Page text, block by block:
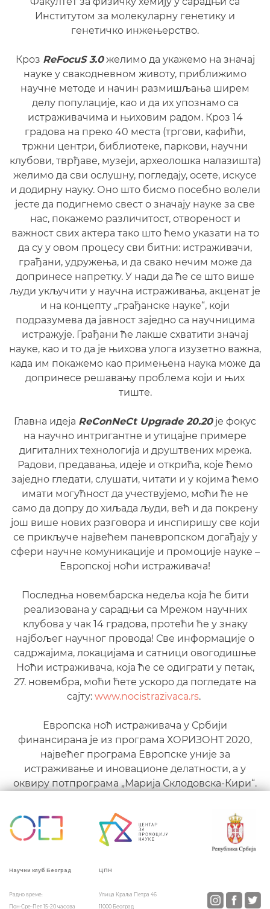
Институтом за молекуларну генетику и
генетичко инжењерство.
Кроз ReFocuS 3.0желимо да укажемо на значај
науке у свакодневном животу, приближимо
научне методе и начин размишљања ширем
делу популације, као и да их упознамо са
истраживачима и њиховим радом. Кроз 14
градова на преко 40 места (тргови, кафићи,
тржни центри, библиотеке, паркови, научни
клубови, тврђаве, музеји, археолошка налазишта)
желимо да сви ослушну, погледају, осете, искусе
и додирну науку. Оно што бисмо посебно волели
јесте да подигнемо свест о значају науке за све
нас, покажемо различитост, отвореност и
важност свих актера тако што ћемо указати на то
да су у овом процесу сви битни: истраживачи,
грађани, удружења, и да свако нечим може да
допринесе напретку. У нади да ће се што више
људи укључити у научна истраживања, акценат је
и на концепту „грађанске науке“, који
подразумева да јавност заједно са научницима
истражује. Грађани ће лакше схватити значај
науке, као и то да је њихова улога изузетно важна,
када им покажемо као примењена наука може да
допринесе решавању проблема који и њих
тиште.
Главна идеја ReConNeCt Upgrade 20.20 је фокус
на научно интригантне и утицајне примере
дигиталних технологија и друштвених мрежа.
Радови, предавања, идеје и открића, које ћемо
заједно гледати, слушати, читати и у којима ћемо
имати могућност да учествујемо, моћи ће не
само да допру до хиљада људи, већ и да покрену
још више нових разговора и инспиришу све који
се прикључе највећем паневропском догађају у
сфери научне комуникације и промоције науке –
Европској ноћи истраживача!
Последња новембарска недеља која ће бити
реализована у сарадњи са Мрежом научних
клубова у чак 14 градова, протећи ће у знаку
најбољег научног провода! Све информације о
садржајима, локацијама и сатници овогодишње
Ноћи истраживача, која ће се одиграти у петак,
27. новембра, моћи ћете ускоро да погледате на
сајту: www.nocistrazivaca.rs.
Европска ноћ истраживача у Србији
финансирана је из програма ХОРИЗОНТ 2020,
највећег програма Европске уније за
истраживање и иновационе делатности, а у
оквиру потпрограма „Марија Склодовска-Кири“.
Научни клуб Београд
Радно време:
Пон-Сре-Пет 15-20 часова
ЦПН
Улица Краља Петра 46
11000 Београд